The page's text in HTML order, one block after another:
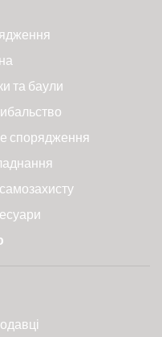
та баули
спорядження